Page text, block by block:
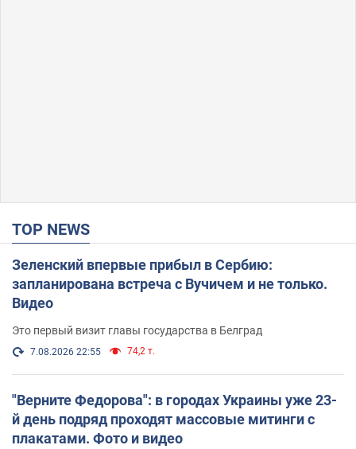
TOP NEWS
Зеленский впервые прибыл в Сербию:
запланирована встреча с Вучичем и не только.
Видео
Это первый визит главы государства в Белград
7.08.2026 22:55 74,2 т.
"Верните Федорова": в городах Украины уже 23-
й день подряд проходят массовые митинги с
плакатами. Фото и видео